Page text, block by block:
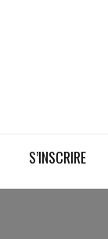
S’INSCRIRE